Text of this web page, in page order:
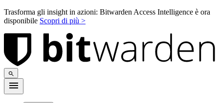
Trasforma gli insight in azioni: Bitwarden Access Intelligence è ora
disponibile Scopri di più >